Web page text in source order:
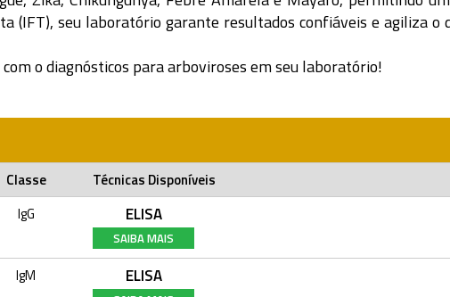
(IFT), seu laboratório garante resultados confiáveis e agiliza o
o diagnósticos para arboviroses em seu laboratório!
Classe Técnicas Disponíveis
IgG ELISA
SAIBA MAIS
IgM ELISA